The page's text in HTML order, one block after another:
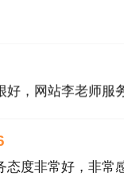
专业知识和
专业知识和
好，网站李老师服
态度非常好，非常